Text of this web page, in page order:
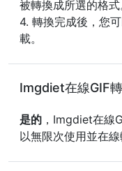
被轉換成所選的格式
4. 轉換完成後，您
載。
Imgdiet在線GIF
是的 ，Imgdiet在線
以無限次使用並在線